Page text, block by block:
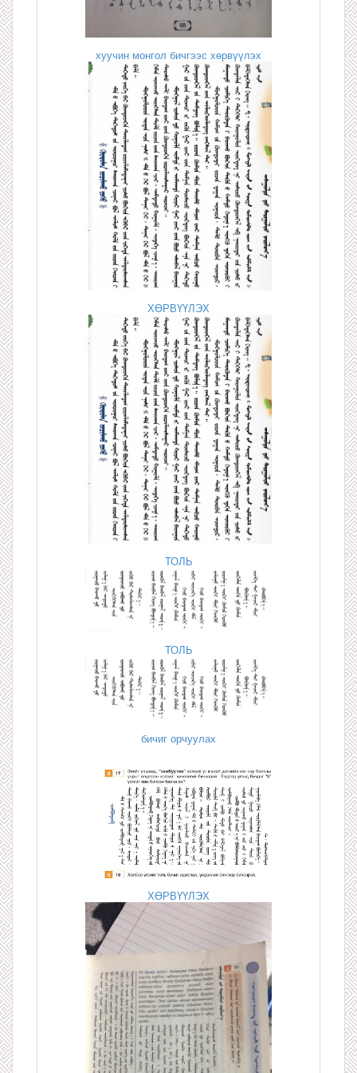
хуучин монгол бичгээс хөрвүүлэх
ХӨРВҮҮЛЭХ
ТОЛЬ
ТОЛЬ
бичиг орчуулах
ХӨРВҮҮЛЭХ